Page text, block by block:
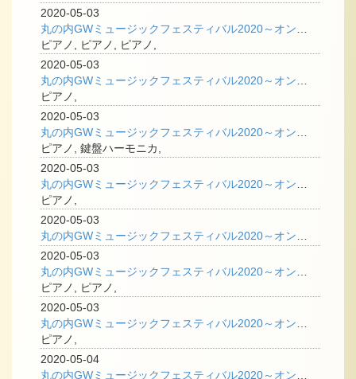
2020-05-03
丸の内GWミュージックフェスティバル2020～オンライン企画「音楽で贈るメッセージ」
ピアノ, ピアノ, ピアノ,
2020-05-03
丸の内GWミュージックフェスティバル2020～オンライン企画「飯田有抄のトークコーナー」
ピアノ,
2020-05-03
ピアノ, 鍵盤ハーモニカ,
2020-05-03
ピアノ,
2020-05-03
2020-05-03
丸の内GWミュージックフェスティバル2020～オンライン企画 「赤×黒デュオ 魅惑のアンサンブル」
ピアノ, ピアノ,
2020-05-03
丸の内GWミュージックフェスティバル2020～オンライン企画 「よみぃ YouTubeライブ！」
ピアノ,
2020-05-04